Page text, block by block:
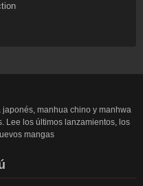
manhua chino y manhwa
Lee los últimos lanzamientos, los
mangas